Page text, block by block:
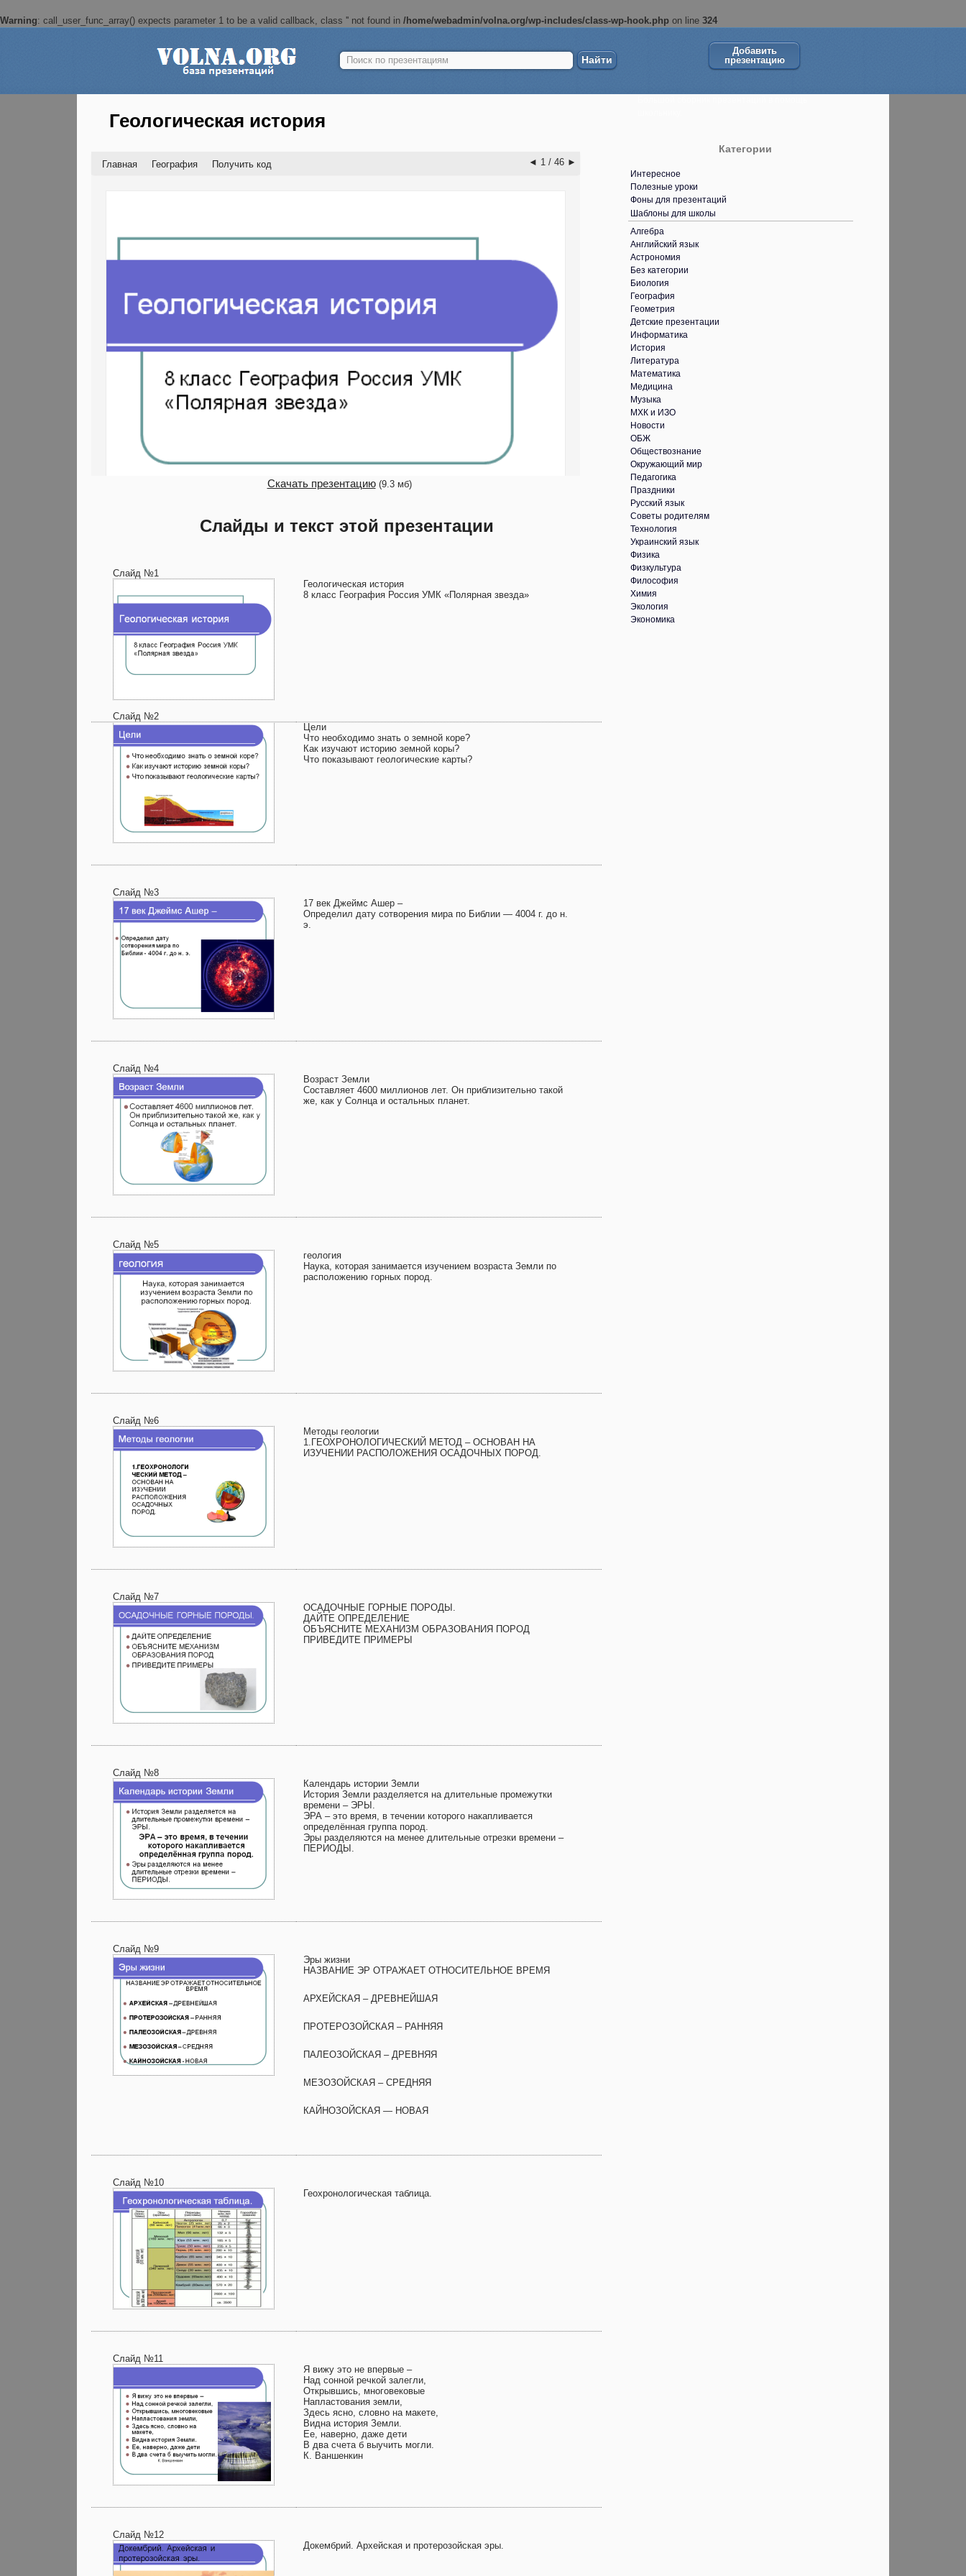
Warning: call_user_func_array() expects parameter 1 to be a valid callback, class '' not found in /home/webadmin/volna.org/wp-includes/class-wp-hook.php on line 324
Найти:
Добавить
презентацию
Геологическая история
Главная География Получить код ◄ 1 / 46 ►
Скачать презентацию(9.3 мб)
Слайды и текст этой презентации
Слайд №1
Геологическая история
8 класс География Россия УМК «Полярная звезда»
Слайд №2
Цели
Что необходимо знать о земной коре?
Как изучают историю земной коры?
Что показывают геологические карты?
Слайд №3
17 век Джеймс Ашер –
Определил дату сотворения мира по Библии — 4004 г. до н.
э.
Слайд №4
Возраст Земли
Составляет 4600 миллионов лет. Он приблизительно такой
же, как у Солнца и остальных планет.
Слайд №5
геология
Наука, которая занимается изучением возраста Земли по
расположению горных пород.
Слайд №6
Методы геологии
1.ГЕОХРОНОЛОГИЧЕСКИЙ МЕТОД – ОСНОВАН НА
ИЗУЧЕНИИ РАСПОЛОЖЕНИЯ ОСАДОЧНЫХ ПОРОД.
Слайд №7
ОСАДОЧНЫЕ ГОРНЫЕ ПОРОДЫ.
ДАЙТЕ ОПРЕДЕЛЕНИЕ
ОБЪЯСНИТЕ МЕХАНИЗМ ОБРАЗОВАНИЯ ПОРОД
ПРИВЕДИТЕ ПРИМЕРЫ
Слайд №8
Календарь истории Земли
История Земли разделяется на длительные промежутки
времени – ЭРЫ.
ЭРА – это время, в течении которого накапливается
определённая группа пород.
Эры разделяются на менее длительные отрезки времени –
ПЕРИОДЫ.
Слайд №9
Эры жизни
НАЗВАНИЕ ЭР ОТРАЖАЕТ ОТНОСИТЕЛЬНОЕ ВРЕМЯ
АРХЕЙСКАЯ – ДРЕВНЕЙШАЯ
ПРОТЕРОЗОЙСКАЯ – РАННЯЯ
ПАЛЕОЗОЙСКАЯ – ДРЕВНЯЯ
МЕЗОЗОЙСКАЯ – СРЕДНЯЯ
КАЙНОЗОЙСКАЯ — НОВАЯ
Слайд №10
Геохронологическая таблица.
Слайд №11
Я вижу это не впервые –
Над сонной речкой залегли,
Открывшись, многовековые
Напластования земли,
Здесь ясно, словно на макете,
Видна история Земли.
Ее, наверно, даже дети
В два счета б выучить могли.
К. Ваншенкин
Слайд №12
Докембрий. Архейская и протерозойская эры.
Категории
Интересное
Полезные уроки
Фоны для презентаций
Шаблоны для школы
Алгебра
Английский язык
Астрономия
Без категории
Биология
География
Геометрия
Детские презентации
Информатика
История
Литература
Математика
Медицина
Музыка
МХК и ИЗО
Новости
ОБЖ
Обществознание
Окружающий мир
Педагогика
Праздники
Русский язык
Советы родителям
Технология
Украинский язык
Физика
Физкультура
Философия
Химия
Экология
Экономика